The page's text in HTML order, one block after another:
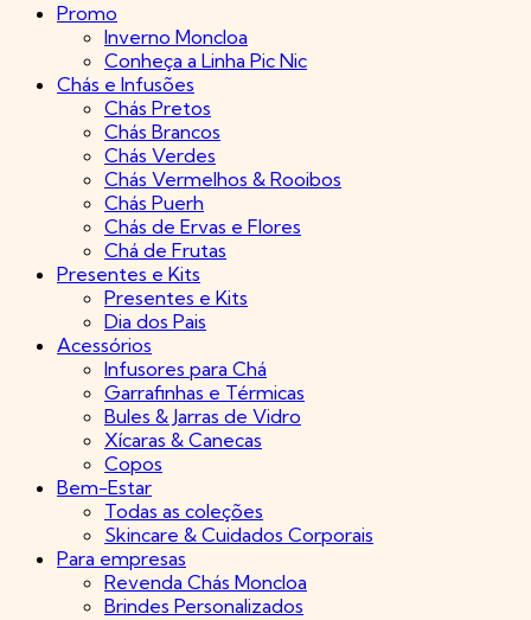
Promo
Inverno Moncloa
Conheça a Linha Pic Nic
Chás e Infusões
Chás Pretos
Chás Brancos
Chás Verdes
Chás Vermelhos & Rooibos
Chás Puerh
Chás de Ervas e Flores
Chá de Frutas
Presentes e Kits
Presentes e Kits
Dia dos Pais
Acessórios
Infusores para Chá
Garrafinhas e Térmicas
Bules & Jarras de Vidro
Xícaras & Canecas
Copos
Bem-Estar
Todas as coleções
Skincare & Cuidados Corporais
Para empresas
Revenda Chás Moncloa
Brindes Personalizados